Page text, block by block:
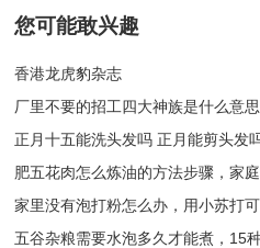
您可能敢兴趣
香港龙虎豹杂志
厂里不要的招工四大神族是什么意
正月十五能洗头发吗 正月能剪头发
肥五花肉怎么炼油的方法步骤，家
家里没有泡打粉怎么办，用小苏打
五谷杂粮需要水泡多久才能煮，15